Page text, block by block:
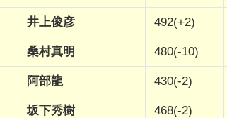
井上俊彦 492(+2)
桑村真明 480(-10)
阿部龍 430(-2)
坂下秀樹 468(-2)